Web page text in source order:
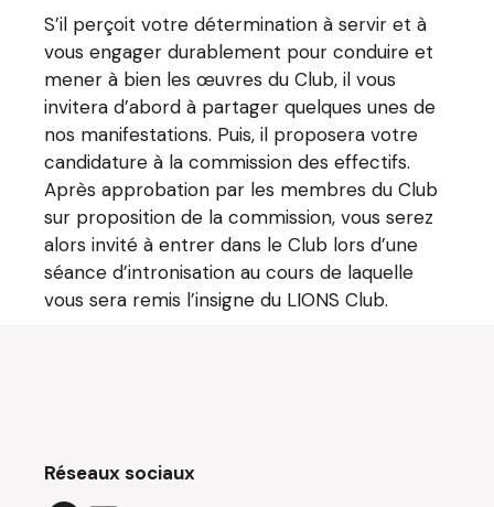
S’il perçoit votre détermination à servir et à
vous engager durablement pour conduire et
mener à bien les œuvres du Club, il vous
invitera d’abord à partager quelques unes de
nos manifestations. Puis, il proposera votre
candidature à la commission des effectifs.
Après approbation par les membres du Club
sur proposition de la commission, vous serez
alors invité à entrer dans le Club lors d’une
séance d’intronisation au cours de laquelle
vous sera remis l’insigne du LIONS Club.
Réseaux sociaux